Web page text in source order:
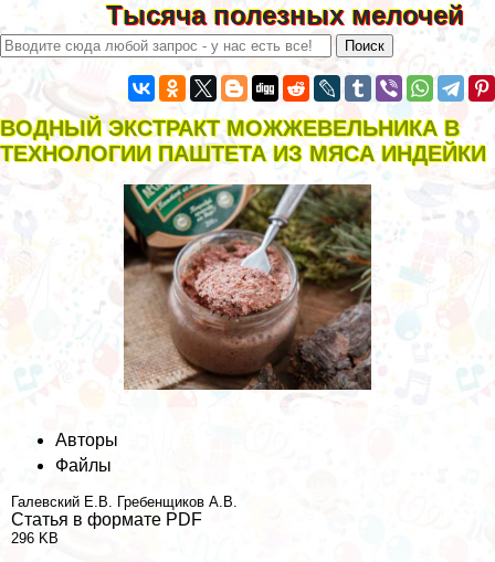
Тысяча полезных мелочей
ВОДНЫЙ ЭКСТРАКТ МОЖЖЕВЕЛЬНИКА В
ТЕХНОЛОГИИ ПАШТЕТА ИЗ МЯСА ИНДЕЙКИ
Авторы
Файлы
Галевский Е.В. Гребенщиков А.В.
Статья в формате PDF
296 KB